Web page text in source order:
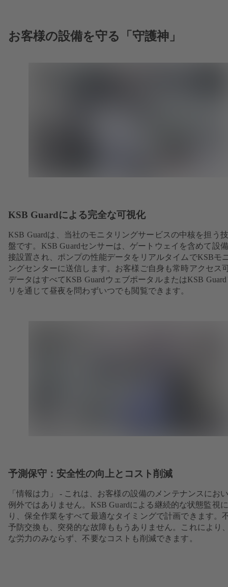
お客様の設備を守る「守護神」
KSB Guardによる完全な可視化
KSB Guardは、当社のモニタリングサービスの中核を担う
盤です。KSB Guardセンサーは、ゲートウェイを含めて設
接設置され、ポンプの性能データをリアルタイムでKSBモ
ングセンターに送信します。お客様ご自身も常時アクセス
データはすべてKSB GuardウェブポータルまたはKSB
リを通じて昼夜を問わずいつでも閲覧できます。
予測保守：安全性の向上とコスト削減
「情報は力」 - これは、お客様の設備のメンテナンスにお
例外ではありません。KSB Guardによる継続的な状態監視
り、保全作業をすべて最適なタイミングで計画できます。
予防交換も、突発的な故障ももうありません。これにより
な労力のみならず、不要なコストも削減できます。